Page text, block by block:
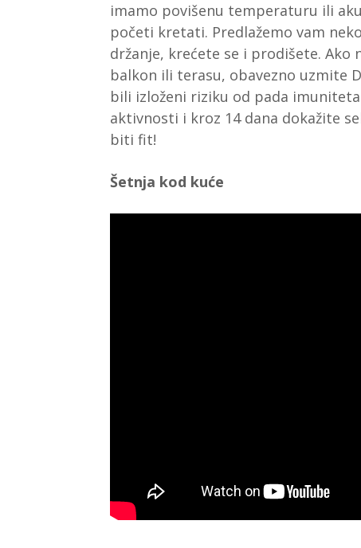
imamo povišenu temperaturu ili
početi kretati. Predlažemo vam
držanje, krećete se i prodišete. Ako
balkon ili terasu, obavezno uzmite
bili izloženi riziku od pada
aktivnosti i kroz 14 dana dokažite
biti fit!
Šetnja kod kuće